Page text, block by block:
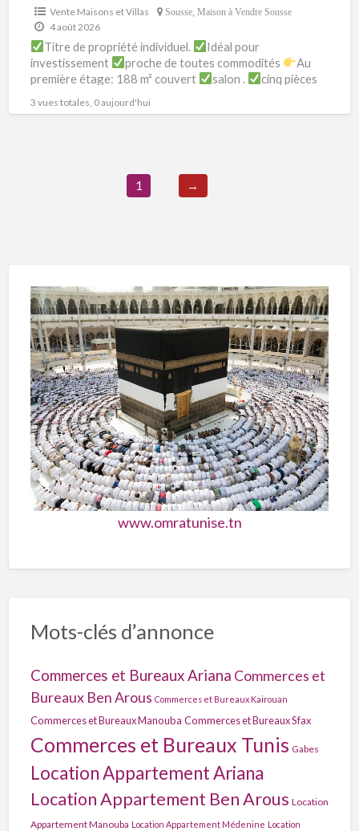
Vente Maisons et Villas Sousse, Maison à Vendre Sousse
4 août 2026
Titre de propriété individuel.
Idéal pour
investissement
proche de toutes commodités
Au
première étage: 188 m² couvert
salon .
cinq pièces
3 vues totales, 0 aujourd'hui
1 →
www.omratunise.tn
Mots-clés d’annonce
Commerces et Bureaux Ariana Commerces et
Bureaux Ben Arous Commerces et Bureaux Kairouan
Commerces et Bureaux Manouba Commerces et Bureaux Sfax
Commerces et Bureaux Tunis Gabes
Location Appartement Ariana
Location Appartement Ben Arous Location
Appartement Manouba Location Appartement Médenine Location